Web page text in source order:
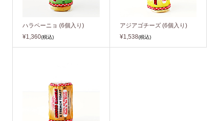
ハラペーニョ (6個入り)
¥1,360(税込)
アジアゴチーズ (6個入り)
¥1,538(税込)